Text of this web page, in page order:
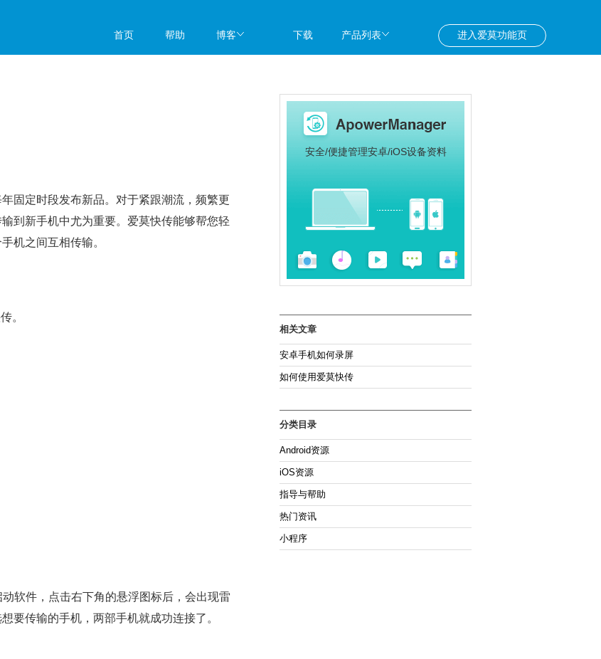
首页 帮助 博客 下载 产品列表 进入爱莫功能页
固定时段发布新品。对于紧跟潮流，频繁更
到新手机中尤为重要。爱莫快传能够帮您轻
机之间互相传输。
。
软件，点击右下角的悬浮图标后，会出现雷
要传输的手机，两部手机就成功连接了。
安全/便捷管理安卓/iOS设备资料
相关文章
安卓手机如何录屏
如何使用爱莫快传
分类目录
Android资源
iOS资源
指导与帮助
热门资讯
小程序